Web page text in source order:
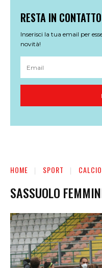
RESTA IN CONTATTO
Inserisci la tua email per
novità!